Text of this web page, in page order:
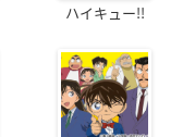
ハイキュー!!